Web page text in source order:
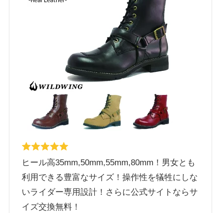
ヒール高35mm,50mm,55mm,80mm！男女とも
利用できる豊富なサイズ！操作性を犠牲にしな
いライダー専用設計！さらに公式サイトならサ
イズ交換無料！